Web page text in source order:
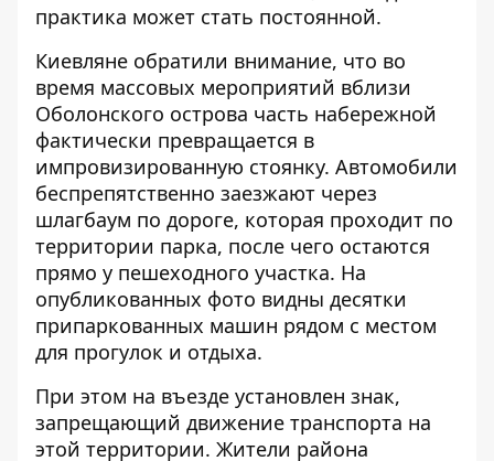
практика может стать постоянной.
Киевляне обратили внимание, что во
время массовых мероприятий вблизи
Оболонского острова часть набережной
фактически превращается в
импровизированную стоянку. Автомобили
беспрепятственно заезжают через
шлагбаум по дороге, которая проходит по
территории парка, после чего остаются
прямо у пешеходного участка. На
опубликованных фото видны десятки
припаркованных машин рядом с местом
для прогулок и отдыха.
При этом на въезде установлен знак,
запрещающий движение транспорта на
этой территории. Жители района